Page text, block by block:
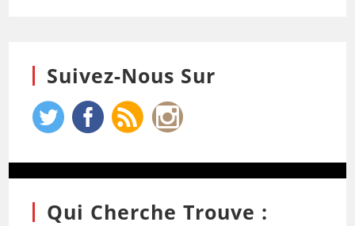
Suivez-Nous Sur
Qui Cherche Trouve :